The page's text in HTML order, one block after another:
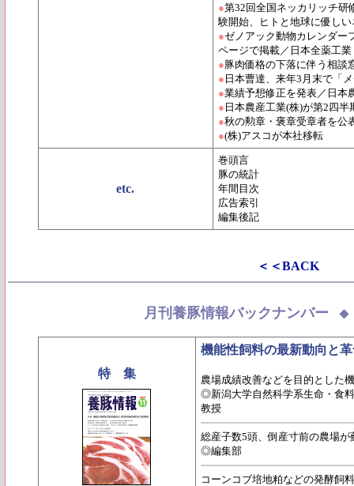
●第32回全国ネッカリッチ
験開始、ヒトと地球に優し
●ゼノアック動物カレンダー
ページで掲載／日本全薬工業
●豚肉価格の下落に伴う相談
● 日本曹達、来年3月末で「
●業績予想修正を発表／日本
● 日本農産工業(株)が第2四半
●秋の勲章・褒章受章者を公
●(株)アスコが本社移転
etc.
巻頭言
豚の統計
年間目次
広告索引
編集後記
＜＜BACK
月刊養豚情報バックナンバー
特 集
機能性飼料の最新動向と
農場成績改善などを目的とした
◎新潟大学自然科学系生命・食
教授
総産子数5頭、倒産寸前の農場
◎編集部
コーンコブ培地粕などの発酵